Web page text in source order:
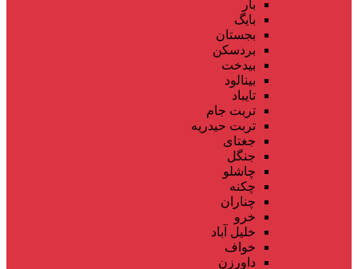
بار
بایگ
بجستان
بردسکن
بیدخت
بینالود
تایباد
تربت جام
تربت حیدریه
جغتای
جنگل
چاشلو
چکنه
چناران
خرو
خلیل آباد
خواف
داورزن